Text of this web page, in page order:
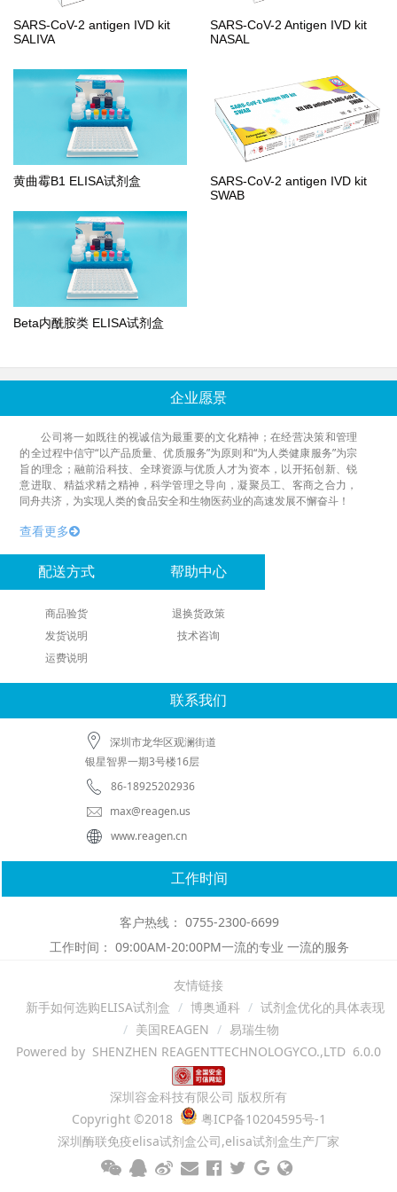
SARS-CoV-2 antigen IVD kit
SALIVA
SARS-CoV-2 Antigen IVD kit
NASAL
黄曲霉B1 ELISA试剂盒
SARS-CoV-2 antigen IVD kit
SWAB
Beta内酰胺类 ELISA试剂盒
企业愿景
公司将一如既往的视诚信为最重要的文化精神；在经营决策和管理
的全过程中信守“以产品质量、优质服务”为原则和“为人类健康服务”为宗
旨的理念；融前沿科技、全球资源与优质人才为资本，以开拓创新、锐
意进取、精益求精之精神，科学管理之导向，凝聚员工、客商之合力，
同舟共济，为实现人类的食品安全和生物医药业的高速发展不懈奋斗！
查看更多
配送方式
商品验货
发货说明
运费说明
帮助中心
退换货政策
技术咨询
联系我们
深圳市龙华区观澜街道
银星智界一期3号楼16层
86-18925202936
max@reagen.us
www.reagen.cn
工作时间
客户热线： 0755-2300-6699
工作时间： 09:00AM-20:00PM一流的专业 一流的服务
友情链接
新手如何选购ELISA试剂盒
博奥通科
试剂盒优化的具体表现
美国REAGEN
易瑞生物
Powered by SHENZHEN REAGENTTECHNOLOGYCO.,LTD 6.0.0
深圳容金科技有限公司 版权所有
Copyright ©2018
粤ICP备10204595号-1
深圳酶联免疫elisa试剂盒公司,elisa试剂盒生产厂家